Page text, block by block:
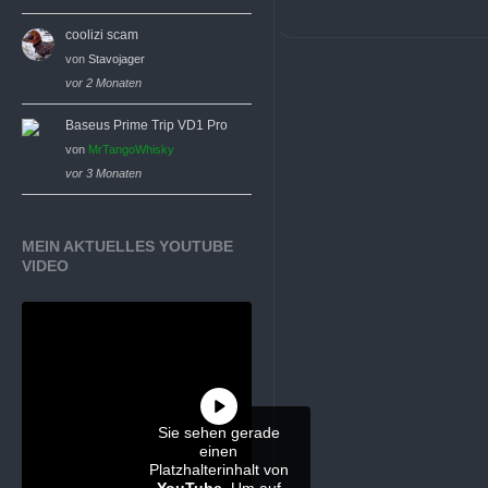
coolizi scam
von Stavojager
vor 2 Monaten
Baseus Prime Trip VD1 Pro
von MrTangoWhisky
vor 3 Monaten
MEIN AKTUELLES YOUTUBE
VIDEO
Sie sehen gerade
einen
Platzhalterinhalt von